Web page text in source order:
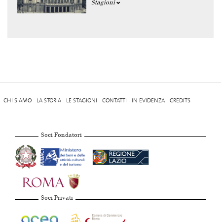
Stagioni
CHI SIAMO LA STORIA LE STAGIONI CONTATTI IN EVIDENZA CREDITS
Soci Fondatori
Soci Privati